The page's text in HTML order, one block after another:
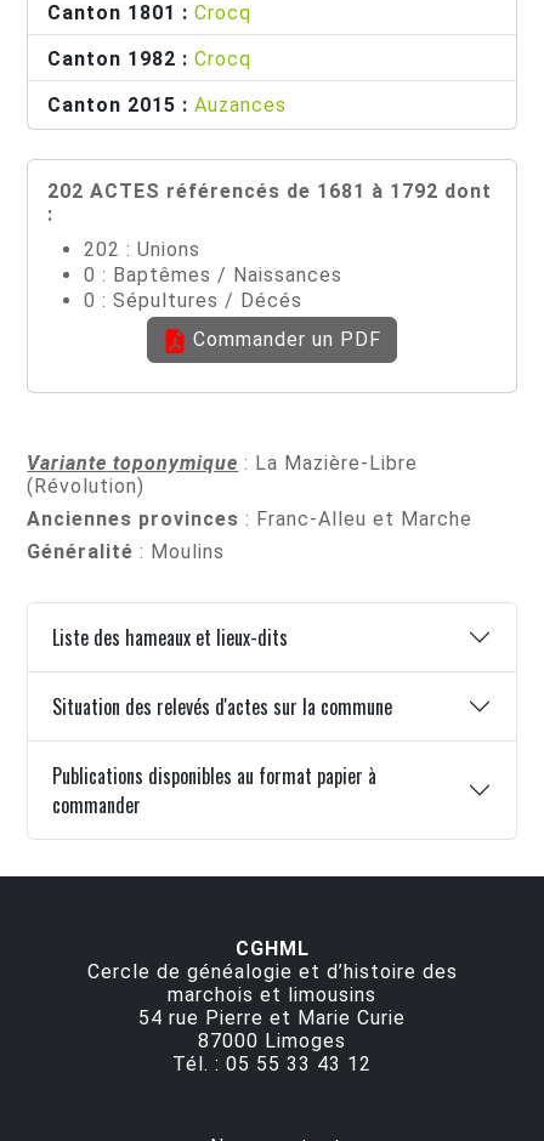
Canton 1801 : Crocq
Canton 1982 : Crocq
Canton 2015 : Auzances
202 ACTES référencés de 1681 à 1792 dont
:
202 : Unions
0 : Baptêmes / Naissances
0 : Sépultures / Décés
Commander un PDF
Variante toponymique : La Mazière-Libre
(Révolution)
Anciennes provinces : Franc-Alleu et Marche
Généralité : Moulins
Liste des hameaux et lieux-dits
Situation des relevés d'actes sur la commune
Publications disponibles au format papier à
commander
CGHML
Cercle de généalogie et d’histoire des
marchois et limousins
54 rue Pierre et Marie Curie
87000 Limoges
Tél. : 05 55 33 43 12